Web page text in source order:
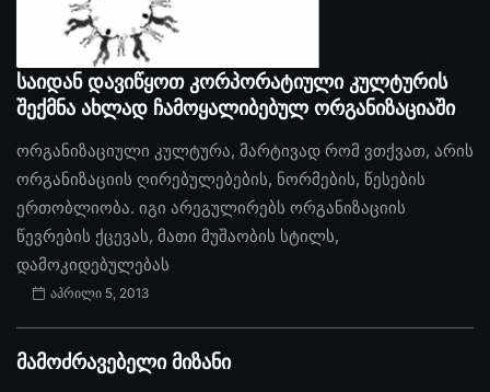
საიდან დავიწყოთ კორპორატიული კულტურის
შექმნა ახლად ჩამოყალიბებულ ორგანიზაციაში
ორგანიზაციული კულტურა, მარტივად რომ ვთქვათ, არის
ორგანიზაციის ღირებულებების, ნორმების, წესების
ერთობლიობა. იგი არეგულირებს ორგანიზაციის
წევრების ქცევას, მათი მუშაობის სტილს,
დამოკიდებულებას
აპრილი 5, 2013
მამოძრავებელი მიზანი